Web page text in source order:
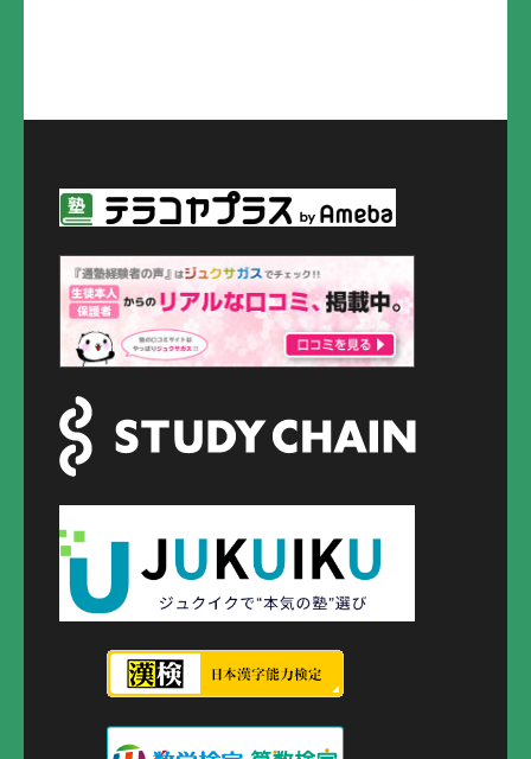
ビ
ゲ
ー
シ
ン